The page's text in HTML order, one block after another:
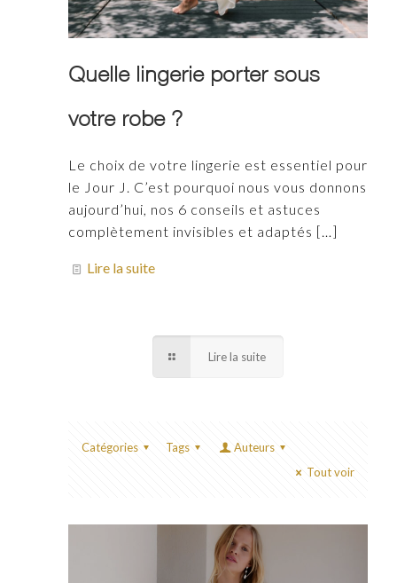
Quelle lingerie porter sous
votre robe ?
Le choix de votre lingerie est essentiel pour
le Jour J. C’est pourquoi nous vous donnons
aujourd’hui, nos 6 conseils et astuces
complètement invisibles et adaptés […]
Lire la suite
Lire la suite
Catégories Tags
Auteurs
Tout voir